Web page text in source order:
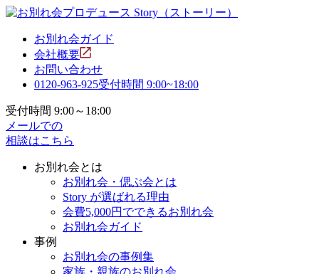
お別れ会ガイド
会社概要
お問い合わせ
0120-963-925受付時間 9:00~18:00
受付時間 9:00～18:00
メールでの
相談はこちら
お別れ会とは
お別れ会・偲ぶ会とは
Story が選ばれる理由
会費5,000円でできるお別れ会
お別れ会ガイド
事例
お別れ会の事例集